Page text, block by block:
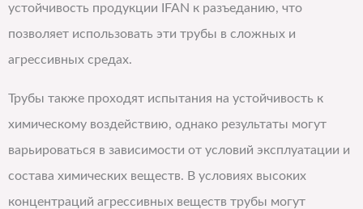
устойчивость продукции IFAN к разъеданию, что
позволяет использовать эти трубы в сложных и
агрессивных средах.
Трубы также проходят испытания на устойчивость к
химическому воздействию, однако результаты могут
варьироваться в зависимости от условий эксплуатации и
состава химических веществ. В условиях высоких
концентраций агрессивных веществ трубы могут